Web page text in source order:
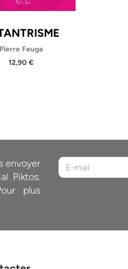
Pierre Feuga
12,90 €
envoyer
Piktos.
plus